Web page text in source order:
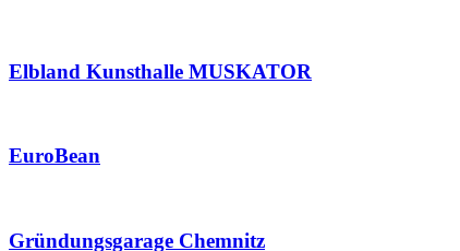
Elbland Kunsthalle MUSKATOR
EuroBean
Gründungsgarage Chemnitz